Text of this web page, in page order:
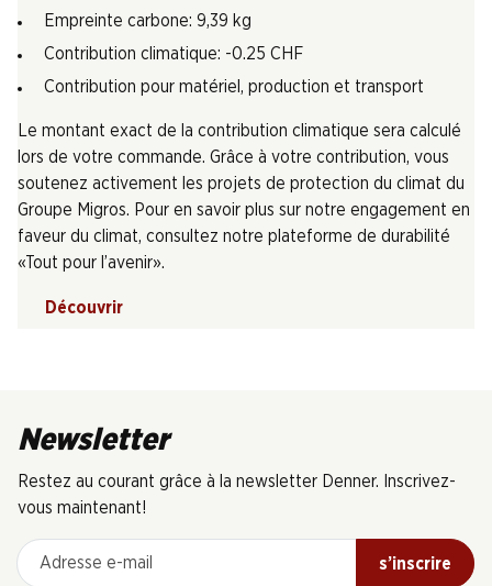
Empreinte carbone: 9,39 kg
Contribution climatique: -0.25 CHF
Contribution pour matériel, production et transport
Le montant exact de la contribution climatique sera calculé
lors de votre commande. Grâce à votre contribution, vous
soutenez activement les projets de protection du climat du
Groupe Migros. Pour en savoir plus sur notre engagement en
faveur du climat, consultez notre plateforme de durabilité
«Tout pour l’avenir».
Découvrir
Newsletter
Restez au courant grâce à la newsletter Denner. Inscrivez-
vous maintenant!
Adresse e-mail
s’inscrire